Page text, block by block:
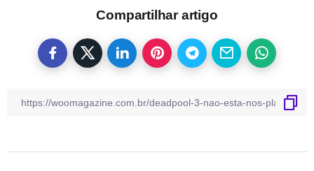
Compartilhar artigo